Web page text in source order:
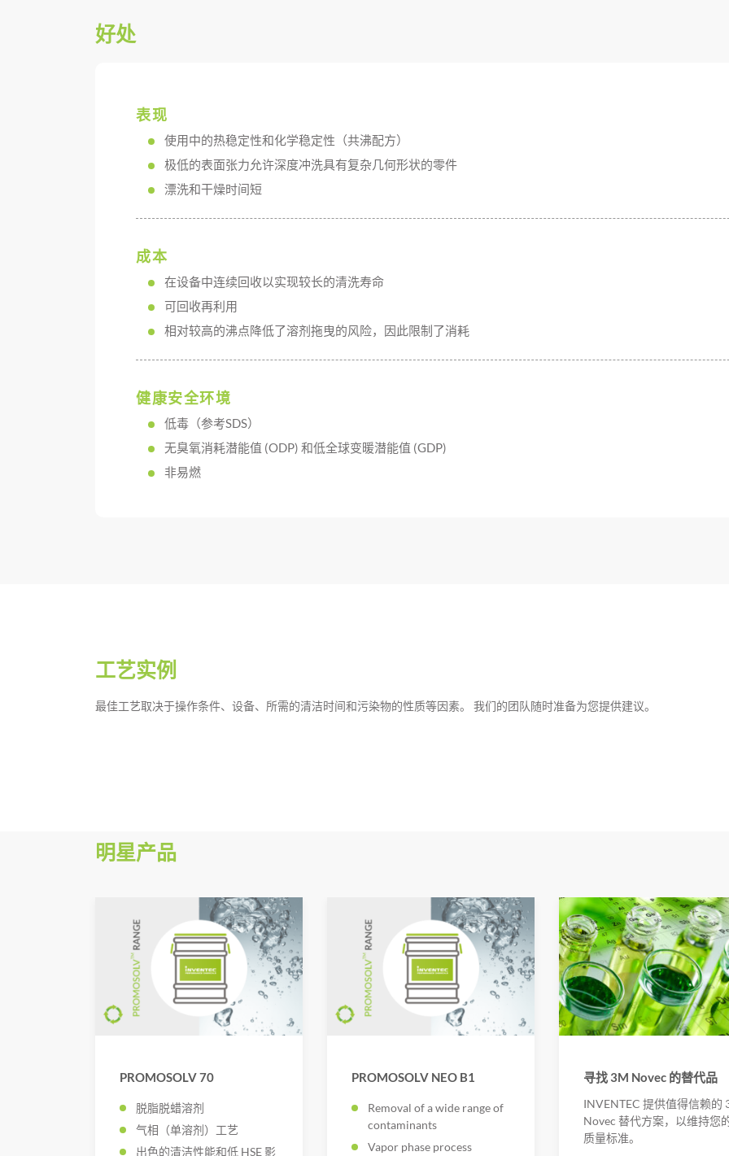
好处
表现
使用中的热稳定性和化学稳定性（共沸配方）
极低的表面张力允许深度冲洗具有复杂几何形状的零件
漂洗和干燥时间短
成本
在设备中连续回收以实现较长的清洗寿命
可回收再利用
相对较高的沸点降低了溶剂拖曳的风险，因此限制了消耗
健康安全环境
低毒（参考SDS）
无臭氧消耗潜能值 (ODP) 和低全球变暖潜能值 (GDP)
非易燃
工艺实例
最佳工艺取决于操作条件、设备、所需的清洁时间和污染物的性质等因素。 我们的团队随时准备为您提供建议。
明星产品
PROMOSOLV 70
脱脂脱蜡溶剂
气相（单溶剂）工艺
出色的清洁性能和低 HSE 影
PROMOSOLV NEO B1
Removal of a wide range of
contaminants
Vapor phase process
寻找 3M Novec 的替代品
INVENTEC 提供值得信赖的
Novec 替代方案，以维持您
质量标准。